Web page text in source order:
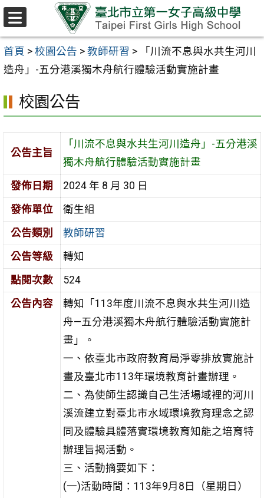
跳至主要內容區
首頁 > 校園公告 > 教師研習 >
「川流不息與水共生河川
造舟」-五分港溪獨木舟航行體驗活動實施計畫
校園公告
公告主旨
「川流不息與水共生河川造舟」-五分港溪
獨木舟航行體驗活動實施計畫
發佈日期
2024 年 8 月 30 日
發佈單位
衛生組
公告類別
教師研習
公告等級
轉知
點閱次數
524
公告內容
轉知「113年度川流不息與水共生河川造
舟—五分港溪獨木舟航行體驗活動實施計
畫」。
一、依臺北市政府教育局淨零排放實施計
畫及臺北市113年環境教育計畫辦理。
二、為使師生認識自己生活場域裡的河川
溪流建立對臺北市水域環境教育理念之認
同及體驗具體落實環境教育知能之培育特
辦理旨揭活動。
三、活動摘要如下：
(一)活動時間：113年9月8日（星期日）
選
單